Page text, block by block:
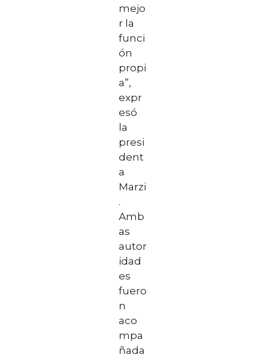
mejo
r la
funci
ón
propi
a”,
expr
esó
la
presi
dent
a
Marzi
.
Amb
as
autor
idad
es
fuero
n
aco
mpa
ñada